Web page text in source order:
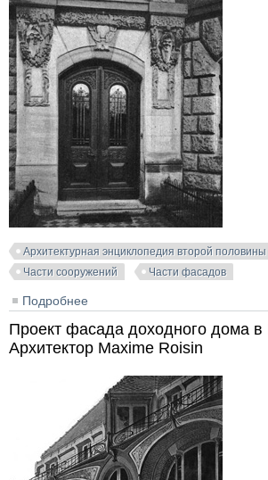
Архитектурная энциклопедия второй половины
Части сооружений
Части фасадов
Подробнее
Проект фасада доходного дома
Архитектор Maxime Roisin